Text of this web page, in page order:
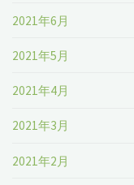
2021年6月
2021年5月
2021年4月
2021年3月
2021年2月